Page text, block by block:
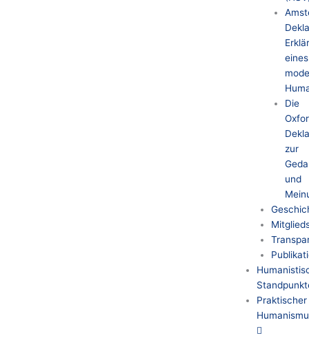
eines
Die
zur
und
Praktischer